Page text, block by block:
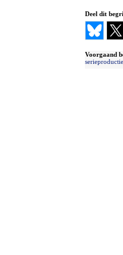
Deel dit
Voorgaand
serieproductie